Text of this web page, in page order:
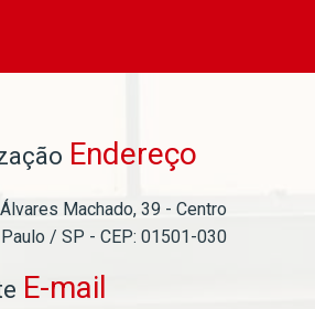
Endereço
Machado, 39 - Centro
/ SP - CEP: 01501-030
E-mail